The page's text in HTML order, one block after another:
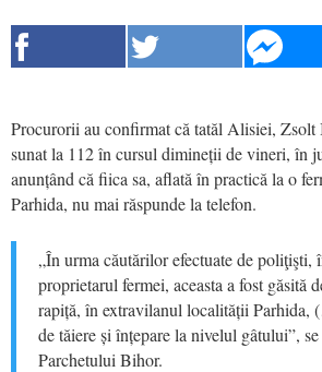
Procurorii au confirmat că tatăl Alisiei, Zsolt
sunat la 112 în cursul dimineții de vineri, în
anunțând că fiica sa, aflată în practică la o
Parhida, nu mai răspunde la telefon.
„În urma căutărilor efectuate de poliţişti,
proprietarul fermei, aceasta a fost găsită
rapiță, în extravilanul localității Parhida,
de tăiere și înțepare la nivelul gâtului”,
Parchetului Bihor.